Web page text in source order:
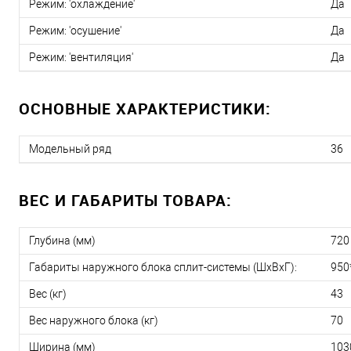
Режим: 'охлаждение' Да
Режим: 'осушение' Да
Режим: 'вентиляция' Да
ОСНОВНЫЕ ХАРАКТЕРИСТИКИ:
Модельный ряд 36
ВЕС И ГАБАРИТЫ ТОВАРА:
Глубина (мм) 720
Габариты наружного блока сплит-системы (ШxВxГ):
Вес (кг) 43
Вес наружного блока (кг) 70
Ширина (мм)